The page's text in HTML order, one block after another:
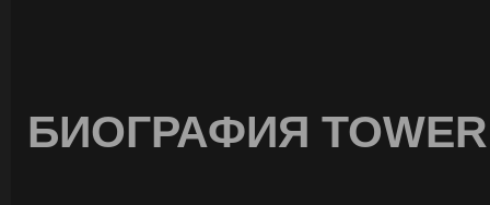
БИОГРАФИЯ TOWER